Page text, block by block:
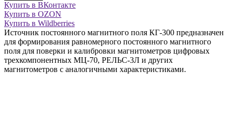
Купить в ВКонтакте
Купить в OZON
Купить в Wildberries
Источник постоянного магнитного поля КГ-300 предназначен
для формирования равномерного постоянного магнитного
поля для поверки и калибровки магнитометров цифровых
трехкомпонентных МЦ-70, РЕЛЬС-3Л и других
магнитометров с аналогичными характеристиками.